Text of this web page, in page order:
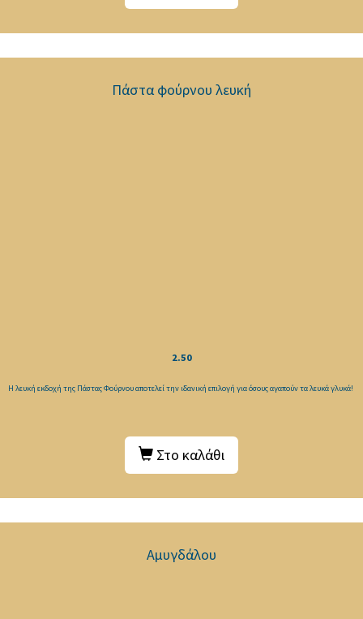
Πάστα φούρνου λευκή
2.50
Η λευκή εκδοχή της Πάστας Φούρνου αποτελεί την ιδανική επιλογή για όσους αγαπούν τα λευκά γλυκά!
Στο καλάθι
Αμυγδάλου